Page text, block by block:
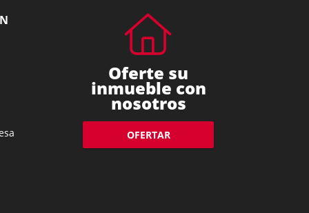
Oferte su
inmueble con
nosotros
OFERTAR